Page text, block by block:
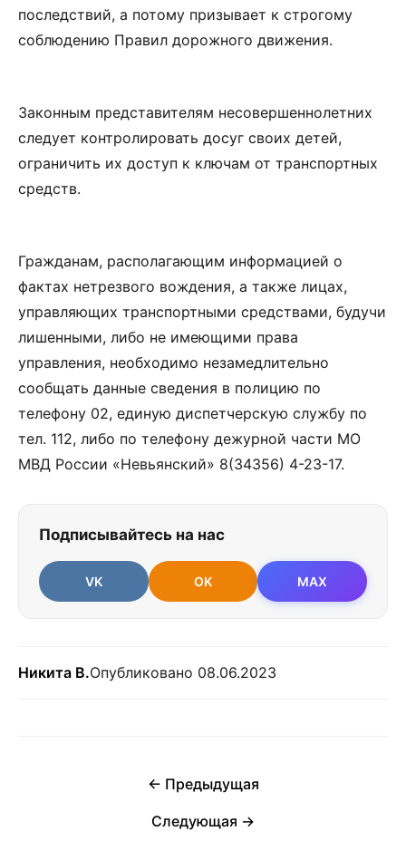
последствий, а потому призывает к строгому
соблюдению Правил дорожного движения.
Законным представителям несовершеннолетних
следует контролировать досуг своих детей,
ограничить их доступ к ключам от транспортных
средств.
Гражданам, располагающим информацией о
фактах нетрезвого вождения, а также лицах,
управляющих транспортными средствами, будучи
лишенными, либо не имеющими права
управления, необходимо незамедлительно
сообщать данные сведения в полицию по
телефону 02, единую диспетчерскую службу по
тел. 112, либо по телефону дежурной части МО
МВД России «Невьянский» 8(34356) 4-23-17.
Подписывайтесь на нас
VK OK MAX
Никита В.Опубликовано 08.06.2023
← Предыдущая
Следующая →